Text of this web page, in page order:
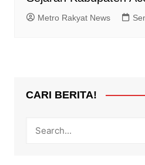
Metro Rakyat News
CARI BERITA!